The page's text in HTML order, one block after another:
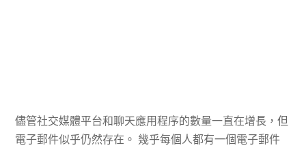
儘管社交媒體平台和聊天應用程序的數量一直在增長，但
電子郵件似乎仍然存在。 幾乎每個人都有一個電子郵件